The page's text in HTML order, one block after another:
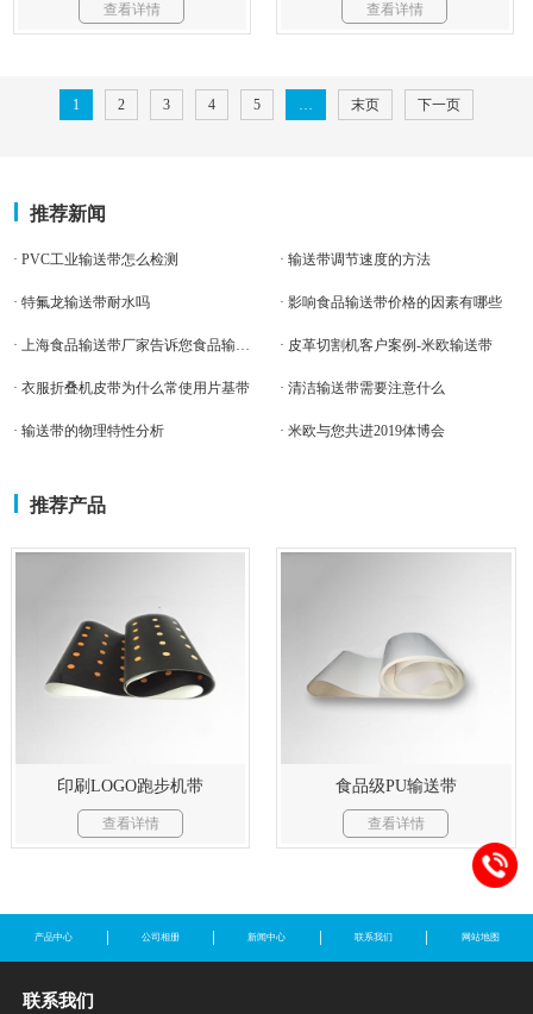
查看详情 查看详情
1 2 3 4 5 … 末页 下一页
推荐新闻
· PVC工业输送带怎么检测 · 输送带调节速度的方法
· 特氟龙输送带耐水吗 · 影响食品输送带价格的因素有哪些
· 上海食品输送带厂家告诉您食品输送带是由什么材质组成？ · 皮革切割机客户案例-米欧输送带
· 衣服折叠机皮带为什么常使用片基带 · 清洁输送带需要注意什么
· 输送带的物理特性分析 · 米欧与您共进2019体博会
推荐产品
印刷LOGO跑步机带
查看详情
食品级PU输送带
查看详情
产品中心 公司相册 新闻中心 联系我们 网站地图
联系我们